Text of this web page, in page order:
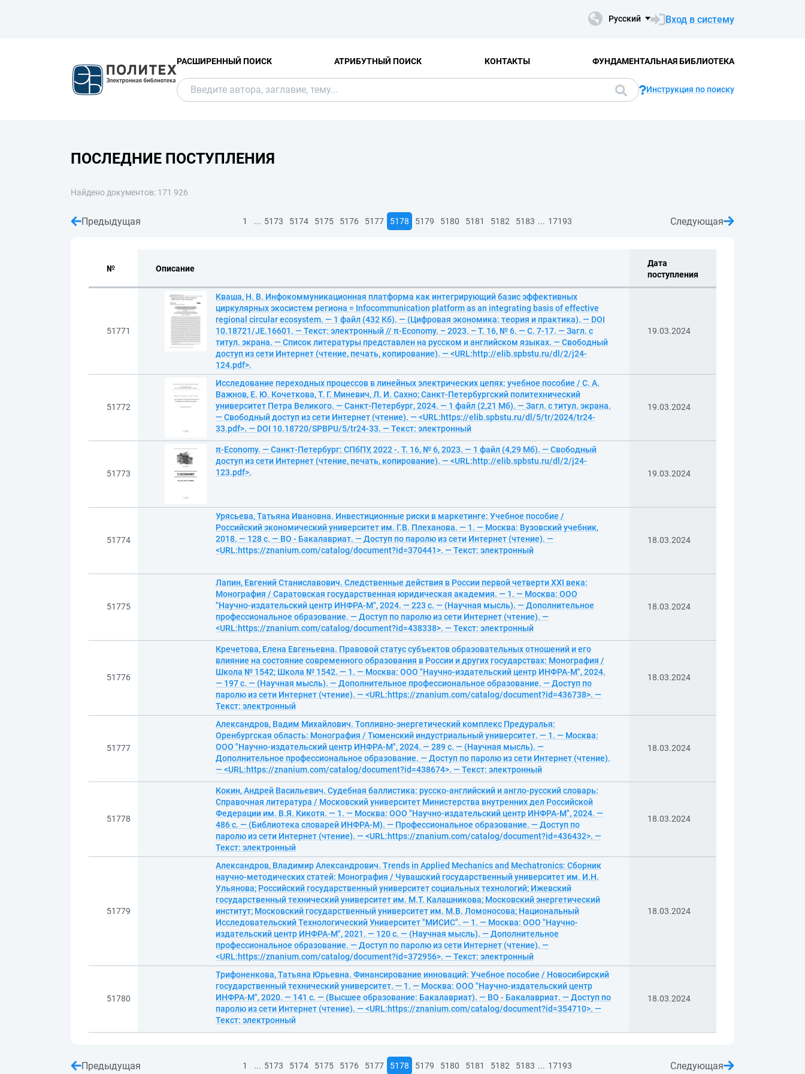
Русский Вход в систему
РАСШИРЕННЫЙ ПОИСК АТРИБУТНЫЙ ПОИСК КОНТАКТЫ ФУНДАМЕНТАЛЬНАЯ БИБЛИОТЕКА
Инструкция по поиску
ПОСЛЕДНИЕ ПОСТУПЛЕНИЯ
Найдено документов: 171 926
Предыдущая 1 ... 5173 5174 5175 5176 5177 5178 5179 5180 5181 5182 5183 ... 17193 Следующая
№ Описание
Дата
поступления
51771
Кваша, Н. В. Инфокоммуникационная платформа как интегрирующий базис эффективных
циркулярных экосистем региона = Infocommunication platform as an integrating basis of effective
regional circular ecosystem. — 1 файл (432 Кб). — (Цифровая экономика: теория и практика). — DOI
10.18721/JE.16601. — Текст: электронный // π-Economy. – 2023. – Т. 16, № 6. — С. 7-17. — Загл. с
титул. экрана. — Список литературы представлен на русском и английском языках. — Свободный
доступ из сети Интернет (чтение, печать, копирование). — <URL:http://elib.spbstu.ru/dl/2/j24-
124.pdf>.
19.03.2024
51772
Исследование переходных процессов в линейных электрических цепях: учебное пособие / С. А.
Важнов, Е. Ю. Кочеткова, Т. Г. Миневич, Л. И. Сахно; Санкт-Петербургский политехнический
университет Петра Великого. — Санкт-Петербург, 2024. — 1 файл (2,21 Мб). — Загл. с титул. экрана.
— Свободный доступ из сети Интернет (чтение). — <URL:https://elib.spbstu.ru/dl/5/tr/2024/tr24-
33.pdf>. — DOI 10.18720/SPBPU/5/tr24-33. — Текст: электронный
19.03.2024
51773
π-Economy. — Санкт-Петербург: СПбПУ, 2022 -. Т. 16, № 6, 2023. — 1 файл (4,29 Мб). — Свободный
доступ из сети Интернет (чтение, печать, копирование). — <URL:http://elib.spbstu.ru/dl/2/j24-
123.pdf>.
19.03.2024
51774
Урясьева, Татьяна Ивановна. Инвестиционные риски в маркетинге: Учебное пособие /
Российский экономический университет им. Г.В. Плеханова. — 1. — Москва: Вузовский учебник,
2018. — 128 с. — ВО - Бакалавриат. — Доступ по паролю из сети Интернет (чтение). —
<URL:https://znanium.com/catalog/document?id=370441>. — Текст: электронный
18.03.2024
51775
Лапин, Евгений Станиславович. Следственные действия в России первой четверти XXI века:
Монография / Саратовская государственная юридическая академия. — 1. — Москва: ООО
"Научно-издательский центр ИНФРА-М", 2024. — 223 с. — (Научная мысль). — Дополнительное
профессиональное образование. — Доступ по паролю из сети Интернет (чтение). —
<URL:https://znanium.com/catalog/document?id=438338>. — Текст: электронный
18.03.2024
51776
Кречетова, Елена Евгеньевна. Правовой статус субъектов образовательных отношений и его
влияние на состояние современного образования в России и других государствах: Монография /
Школа № 1542; Школа № 1542. — 1. — Москва: ООО "Научно-издательский центр ИНФРА-М", 2024.
— 197 с. — (Научная мысль). — Дополнительное профессиональное образование. — Доступ по
паролю из сети Интернет (чтение). — <URL:https://znanium.com/catalog/document?id=436738>. —
Текст: электронный
18.03.2024
51777
Александров, Вадим Михайлович. Топливно-энергетический комплекс Предуралья:
Оренбургская область: Монография / Тюменский индустриальный университет. — 1. — Москва:
ООО "Научно-издательский центр ИНФРА-М", 2024. — 289 с. — (Научная мысль). —
Дополнительное профессиональное образование. — Доступ по паролю из сети Интернет (чтение).
— <URL:https://znanium.com/catalog/document?id=438674>. — Текст: электронный
18.03.2024
51778
Кокин, Андрей Васильевич. Судебная баллистика: русско-английский и англо-русский словарь:
Справочная литература / Московский университет Министерства внутренних дел Российской
Федерации им. В.Я. Кикотя. — 1. — Москва: ООО "Научно-издательский центр ИНФРА-М", 2024. —
486 с. — (Библиотека словарей ИНФРА-М). — Профессиональное образование. — Доступ по
паролю из сети Интернет (чтение). — <URL:https://znanium.com/catalog/document?id=436432>. —
Текст: электронный
18.03.2024
51779
Александров, Владимир Александрович. Trends in Applied Mechanics and Mechatronics: Сборник
научно-методических статей: Монография / Чувашский государственный университет им. И.Н.
Ульянова; Российский государственный университет социальных технологий; Ижевский
государственный технический университет им. М.Т. Калашникова; Московский энергетический
институт; Московский государственный университет им. М.В. Ломоносова; Национальный
Исследовательский Технологический Университет "МИСИС". — 1. — Москва: ООО "Научно-
издательский центр ИНФРА-М", 2021. — 120 с. — (Научная мысль). — Дополнительное
профессиональное образование. — Доступ по паролю из сети Интернет (чтение). —
<URL:https://znanium.com/catalog/document?id=372956>. — Текст: электронный
18.03.2024
51780
Трифоненкова, Татьяна Юрьевна. Финансирование инноваций: Учебное пособие / Новосибирский
государственный технический университет. — 1. — Москва: ООО "Научно-издательский центр
ИНФРА-М", 2020. — 141 с. — (Высшее образование: Бакалавриат). — ВО - Бакалавриат. — Доступ по
паролю из сети Интернет (чтение). — <URL:https://znanium.com/catalog/document?id=354710>. —
Текст: электронный
18.03.2024
Предыдущая 1 ... 5173 5174 5175 5176 5177 5178 5179 5180 5181 5182 5183 ... 17193 Следующая